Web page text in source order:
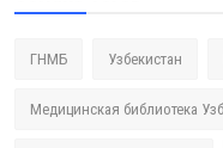
ГНМБ Узбекистан
Медицинская библиотека